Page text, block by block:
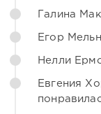
Галина
Егор
Нелли
Евгения